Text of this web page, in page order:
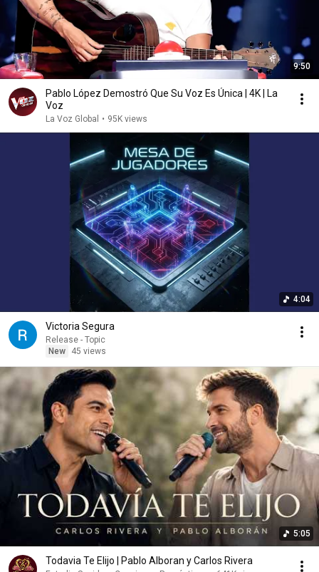
9:50
Pablo López Demostró Que Su Voz Es Única | 4K | La
Voz
La Voz Global • 95K views
4:04
Victoria Segura
Release - Topic
New
45 views
5:05
Todavia Te Elijo | Pablo Alboran y Carlos Rivera